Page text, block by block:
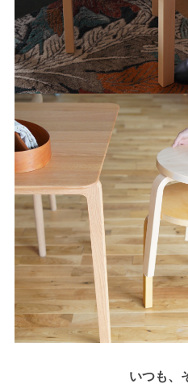
いつも、